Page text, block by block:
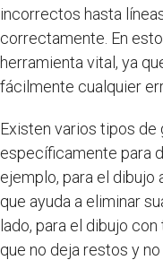
incorrectos hasta
correctamente. En
herramienta vital, ya
fácilmente cualquier
Existen varios tipos de
específicamente para
ejemplo, para el dibujo
que ayuda a eliminar
lado, para el dibujo
que no deja restos y